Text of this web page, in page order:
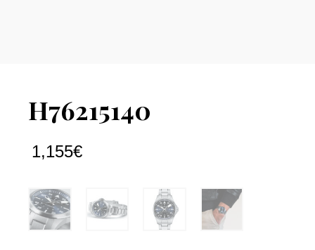
H76215140
1,155€